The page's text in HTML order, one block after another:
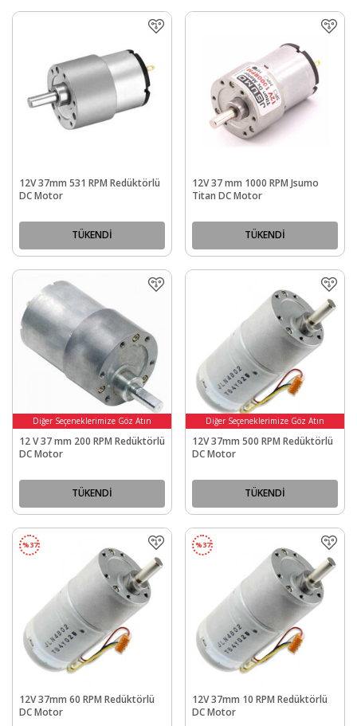
12V 37mm 531 RPM Redüktörlü
DC Motor
TÜKENDİ
12V 37 mm 1000 RPM Jsumo
Titan DC Motor
TÜKENDİ
Diğer Seçeneklerimize Göz Atın
12 V 37 mm 200 RPM Redüktörlü
DC Motor
TÜKENDİ
Diğer Seçeneklerimize Göz Atın
12V 37mm 500 RPM Redüktörlü
DC Motor
TÜKENDİ
%37
12V 37mm 60 RPM Redüktörlü
DC Motor
%37
12V 37mm 10 RPM Redüktörlü
DC Motor